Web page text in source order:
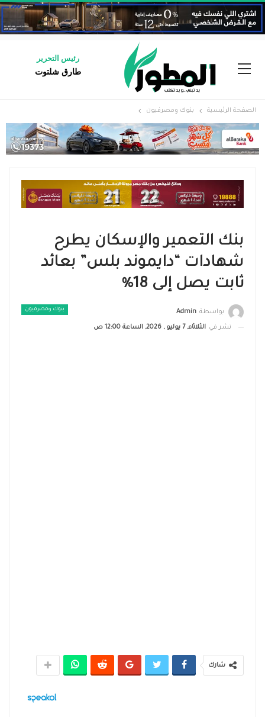
رئيس التحرير
طارق شلتوت
الصفحة الرئيسية بنوك ومصرفيون
بنك التعمير والإسكان يطرح
شهادات “دايموند بلس” بعائد
ثابت يصل إلى 18%
بنوك ومصرفيون بواسطة Admin
نشر في الثلاثاء, 7 يوليو , 2026, الساعة 12:00 ص
شارك